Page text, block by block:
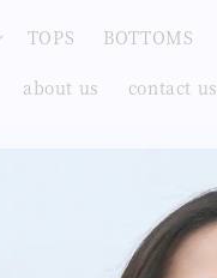
TOPS BOTTOMS
about us contact us